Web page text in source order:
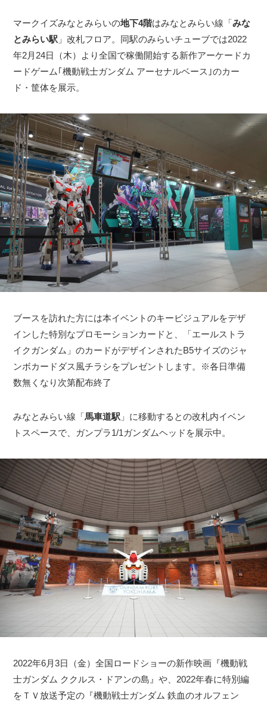
マークイズみなとみらいの地下4階はみなとみらい線「みな
とみらい駅 」改札フロア。同駅のみらいチューブでは2022
年2月24日（木）より全国で稼働開始する新作アーケードカ
ードゲーム｢機動戦士ガンダム アーセナルベース｣のカー
ド・筐体を展示。
ブースを訪れた方には本イベントのキービジュアルをデザ
インした特別なプロモーションカードと、「エールストラ
イクガンダム」のカードがデザインされたB5サイズのジャ
ンボカードダス風チラシをプレゼントします。※各日準備
数無くなり次第配布終了
みなとみらい線「馬車道駅 」に移動するとの改札内イベン
トスペースで、ガンプラ1/1ガンダムヘッドを展示中。
2022年6月3日（金）全国ロードショーの新作映画『機動戦
士ガンダム ククルス・ドアンの島』や、2022年春に特別編
をＴＶ放送予定の『機動戦士ガンダム 鉄血のオルフェン